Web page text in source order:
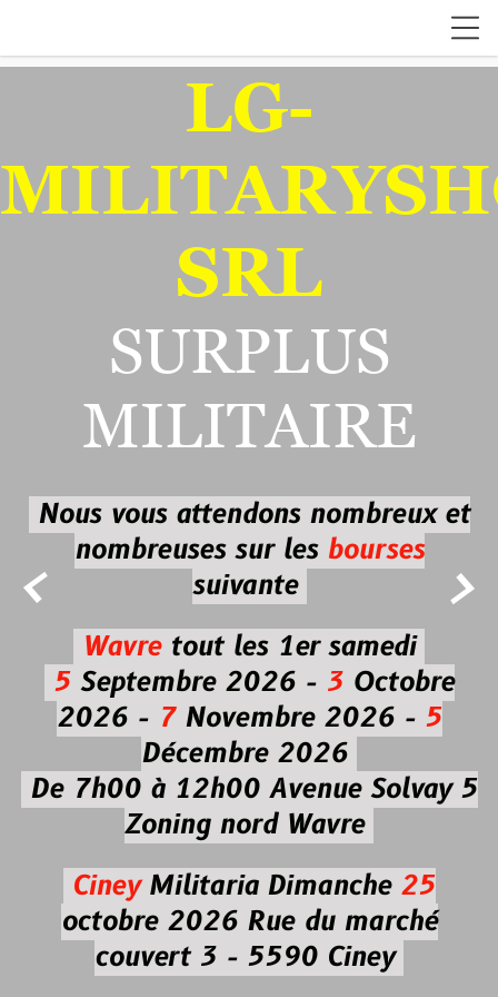
 
LG-
SRL
SURPLUS
MILITAIRE
Nous vous attendons nombreux et
nombreuses sur les bourses
suivante
Wavretout les 1er samedi
5Septembre 2026 - 3Octobre
2026 -7Novembre 2026 - 5
Décembre 2026
De 7h00 à 12h00 Avenue Solvay 5
Zoning nord Wavre
CineyMilitaria Dimanche 25
octobre 2026Rue du marché
couvert 3 - 5590 Ciney